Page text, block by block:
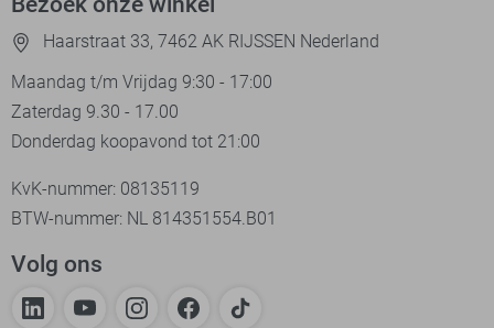
Haarstraat 33, 7462 AK RIJSSEN Nederland
Maandag t/m Vrijdag 9:30 - 17:00
Zaterdag 9.30 - 17.00
Donderdag koopavond tot 21:00
KvK-nummer: 08135119
BTW-nummer: NL 814351554.B01
Volg ons